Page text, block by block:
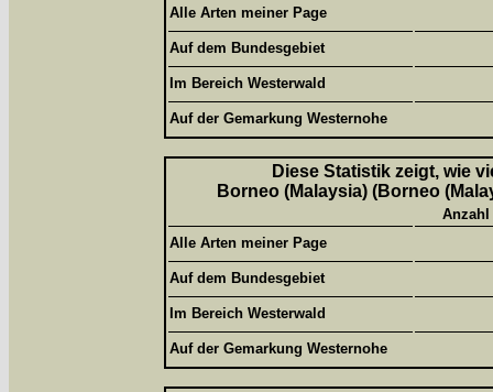
Alle Arten meiner Page
Auf dem Bundesgebiet
Im Bereich Westerwald
Auf der Gemarkung Westernohe
Diese Statistik zeigt, wie
Borneo (Malaysia) (Borneo
Alle Arten meiner Page
Auf dem Bundesgebiet
Im Bereich Westerwald
Auf der Gemarkung Westernohe